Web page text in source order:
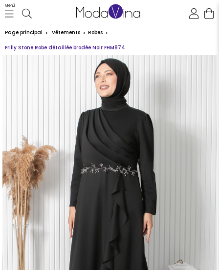
Menü
Page principal Vêtements Robes
Frilly Stone Robe détaillée brodée Noir FHM874